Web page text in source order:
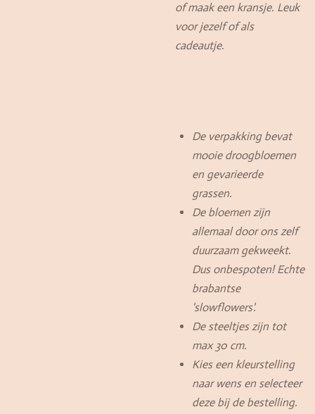
of maak een kransje. Leuk
voor jezelf of als
cadeautje.
De verpakking bevat
mooie droogbloemen
en gevarieerde
grassen.
De bloemen zijn
allemaal door ons zelf
duurzaam gekweekt.
Dus onbespoten! Echte
brabantse
'slowflowers'.
De steeltjes zijn tot
max 30 cm.
Kies een kleurstelling
naar wens en selecteer
deze bij de bestelling.